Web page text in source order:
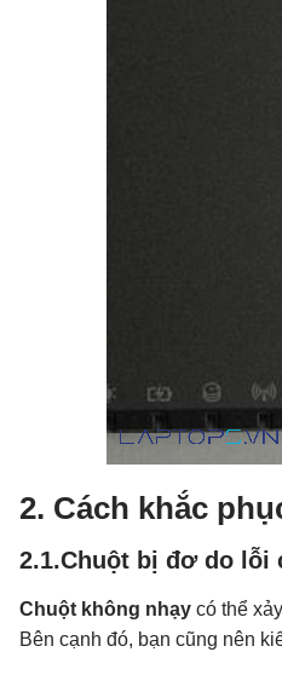
2. Cách khắc
2.1.Chuột bị đơ do lỗi
Chuột không nhạy có thể
Bên cạnh đó, bạn cũng nên